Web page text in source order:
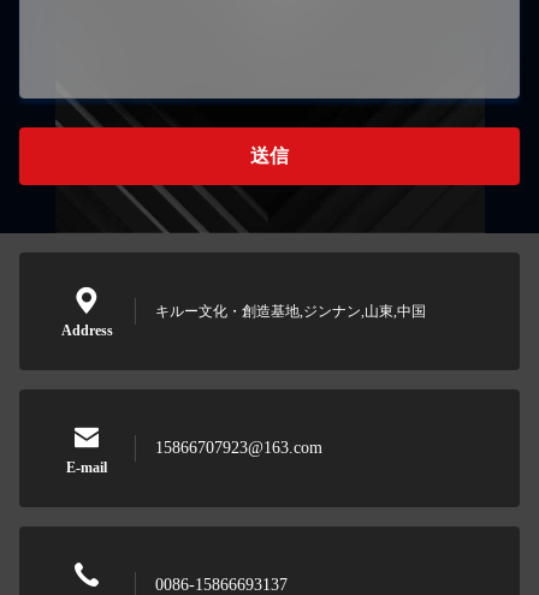
送信
Address
キルー文化・創造基地,ジンナン,山東,中国
E-mail
15866707923@163.com
0086-15866693137